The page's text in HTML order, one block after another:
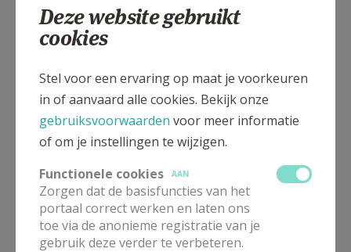
van de hierboven vermelde peronen.
⃝ Ofwel d.m.v. een
overschrijving
Met in de mededeling
“mis voor NAAM op
DATUM in KERK/DORP”
Indien u wenst dat de intentie wordt aangekondigd in het
parochiebladzodat de hele geloofsgemeenschap op de hoogte
gebracht wordt, dan kan dat (althans wie verbonden of betrokken
is, of aanwezig wenst te zijn bij de eucharistieviering met intentie
in kwestie). Dit gebeurt automatisch, tenzijjeverklaart
wensen.
Deze website gebruikt
cookies
Stel voor een ervaring op maat je voorkeuren
in of aanvaard alle cookies. Bekijk onze
gebruiksvoorwaarden voor meer informatie
of om je instellingen te wijzigen.
Functionele cookies
AAN
Zorgen dat de basisfuncties van het
portaal correct werken en laten ons
toe via de anonieme registratie van je
gebruik deze verder te verbeteren.